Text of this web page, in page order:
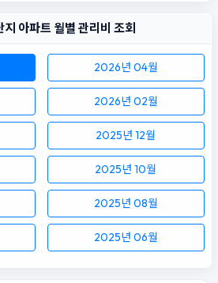
아파트 월별 관리비 조회
2026년 04월
2026년 02월
2025년 12월
2025년 10월
2025년 08월
2025년 06월